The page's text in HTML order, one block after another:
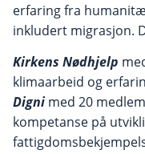
erfaring fra
inkludert migrasjon.
Kirkens Nødhjelp
klimaarbeid og
Digni med 20
kompetanse på